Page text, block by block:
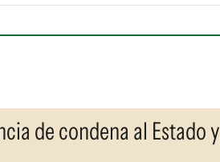
de condena al Estado y